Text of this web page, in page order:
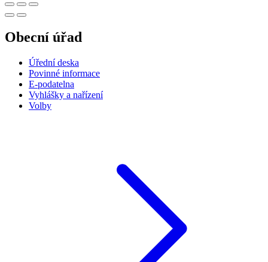
Obecní úřad
Úřední deska
Povinné informace
E-podatelna
Vyhlášky a nařízení
Volby